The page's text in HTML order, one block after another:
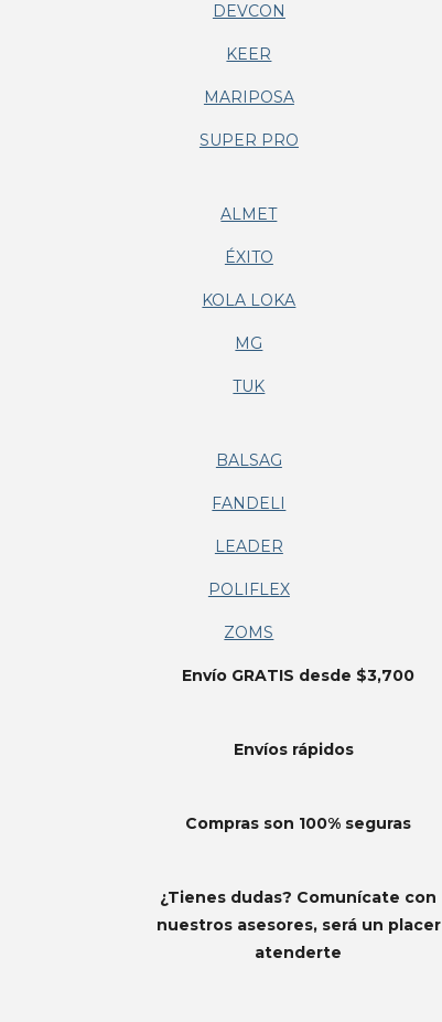
DEVCON
KEER
MARIPOSA
SUPER PRO
ALMET
ÉXITO
KOLA LOKA
MG
TUK
BALSAG
FANDELI
LEADER
POLIFLEX
ZOMS
Envío GRATIS desde $3,700
Envíos rápidos
Compras son 100% seguras
¿Tienes dudas? Comunícate con
nuestros asesores, será un placer
atenderte